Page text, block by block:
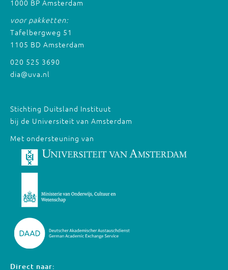
1000 BP Amsterdam
voor pakketten:
Tafelbergweg 51
1105 BD Amsterdam
020 525 3690
dia@uva.nl
Stichting Duitsland Instituut
bij de Universiteit van Amsterdam
Met ondersteuning van
Direct naar: